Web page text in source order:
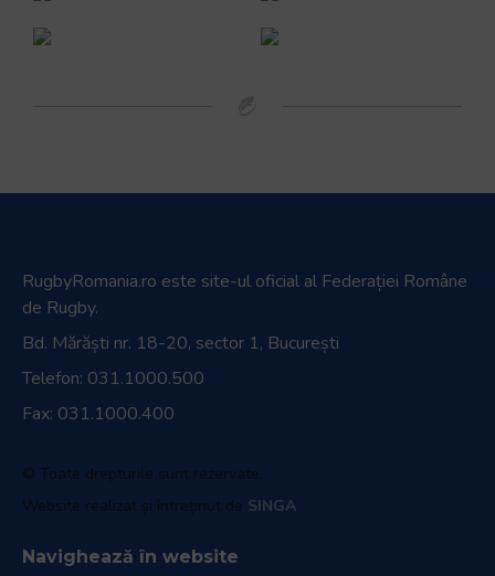
RugbyRomania.ro este site-ul oficial al Federației Române
de Rugby.
Bd. Mărăști nr. 18-20, sector 1, București
Telefon: 031.1000.500
Fax: 031.1000.400
© Toate drepturile sunt rezervate.
Website realizat și întreținut de SINGA
Navighează în website